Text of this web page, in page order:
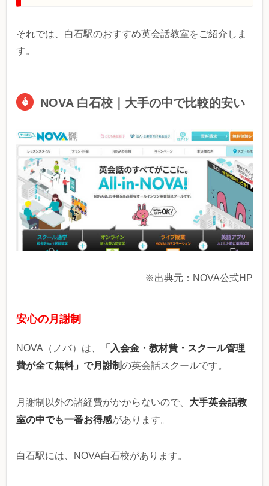
それでは、白石駅のおすすめ英会話教室をご紹介しま
す。
NOVA 白石校｜大手の中で比較的安い
※出典元：NOVA公式HP
安心の月謝制
NOVA（ノバ）は、
「入会金・教材費・スクール管理
費が全て無料」で月謝制の英会話スクールです。
月謝制以外の諸経費がかからないので、 大手英会話教
室の中でも一番お得感があります。
白石駅には、NOVA白石校があります。